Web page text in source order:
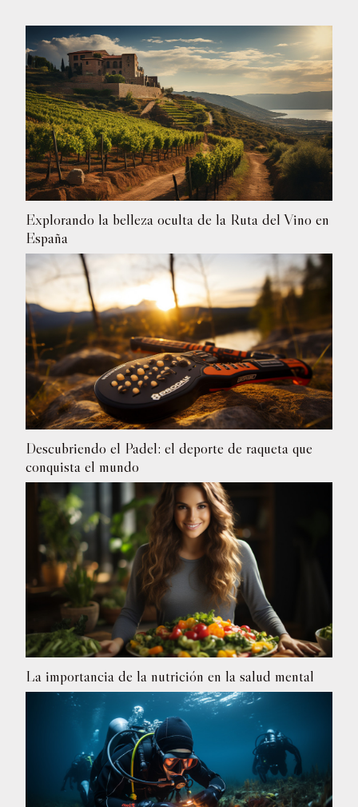
ser una guía para aquellos curiosos que
buscan...
Explorando la belleza oculta de la Ruta del Vino en
España
Descubriendo el Padel: el deporte de raqueta que
conquista el mundo
La importancia de la nutrición en la salud mental